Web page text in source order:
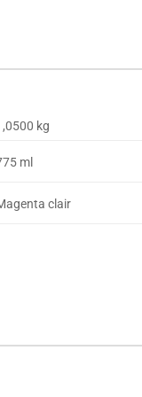
kg
ml
clair